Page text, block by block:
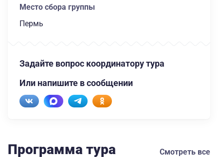
Место сбора группы
Пермь
Задайте вопрос координатору тура
Или напишите в сообщении
Программа тура Смотреть все